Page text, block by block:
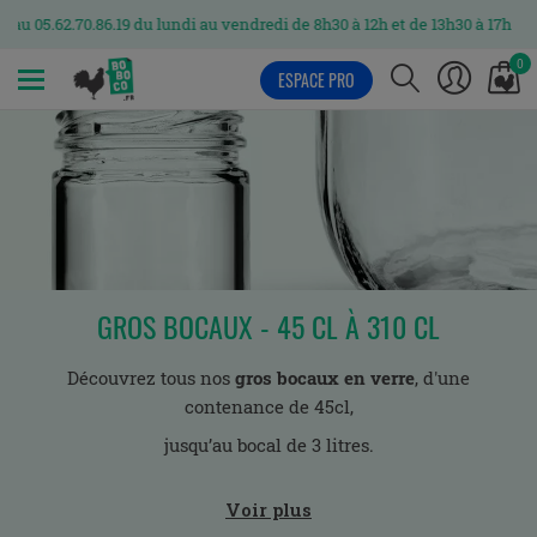
du lundi au vendredi de 8h30 à 12h et de 13h30 à 17h
0
ESPACE PRO
GROS BOCAUX - 45 CL À 310 CL
Découvrez tous nos gros bocaux en verre, d'une
contenance de 45cl,
jusqu’au bocal de 3 litres.
Que ce soit pour stocker vos bonbons, votre farine ou même
Voir plus